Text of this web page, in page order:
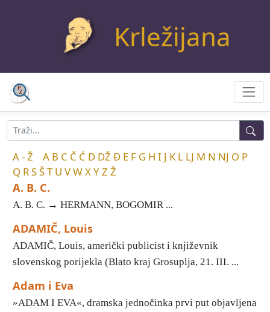
Krležijana
A - Ž A B C Č Ć D DŽ Đ E F G H I J K L LJ M N NJ O P
Q RSŠT U VWXYZ Ž
A. B. C.
A. B. C. → HERMANN, BOGOMIR ...
ADAMIČ, Louis
ADAMIČ, Louis, američki publicist i književnik
slovenskog porijekla (Blato kraj Grosuplja, 21. III. ...
Adam i Eva
»ADAM I EVA«, dramska jednočinka prvi put objavljena